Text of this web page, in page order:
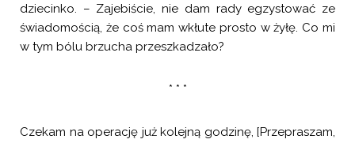
dziecinko. – Zajebiście, nie dam rady egzystować ze
świadomością, że coś mam wkłute prosto w żyłę. Co mi
w tym bólu brzucha przeszkadzało?
* * *
Czekam na operację już kolejną godzinę, [Przepraszam,